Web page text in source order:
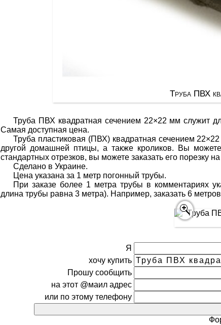
Труба ПВХ
Труба ПВХ квадратная сечением 22×22 мм служит
Самая доступная цена.
Труба пластиковая (ПВХ) квадратная сечением
другой домашней птицы, а также кроликов. Вы
стандартных отрезков, вы можете заказать его порезку
Сделано в Украине.
Цена указана за 1 метр погонный трубы.
При заказе более 1 метра трубы в комментариях
длина трубы равна 3 метра). Например, заказать 6
Я
хочу купить
Прошу сообщить
на этот @маил адрес
или по этому телефону